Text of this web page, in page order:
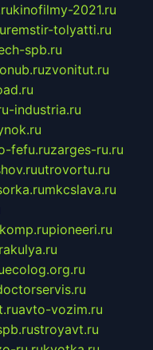
kinofilmy-2021.ru
remstir-tolyatti.ru
spb.ru
zvonitut.ru
industria.ru
fefu.ruzarges-ru.ru
utrovortu.ru
mkcslava.ru
pioneeri.ru
ecolog.org.ru
avto-vozim.ru
stroyavt.ru